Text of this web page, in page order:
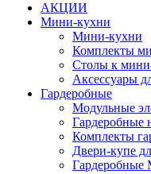
АКЦИИ
Мини-кухни
Мини-кухни
Комплекты
Столы к
Аксессуары
Гардеробные
Модульные
Гардеробные
Комплекты
Двери-купе